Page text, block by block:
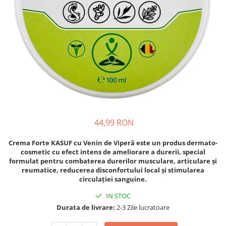
Piele, păr & unghii
Tranzit intestinal
Colesterol & tensiune
Sănătatea copiilor
Performanta sportiva
Îngrijirea Tenului
Creme de față
Seruri
Creme cu SPF
Demachiante
Geluri de curățare
Balsam buze
Îngrijirea Corpului
Colagen
Creatina
Crom
Curcumin (Turmeric)
Ghimbir
Ginkgo biloba
Ginseng
Zinc Bisglicinat
44,99 RON
Crema Forte KASUF cu Venin de Viperă este un produs dermato-
cosmetic cu efect intens de ameliorare a durerii, special
formulat pentru combaterea durerilor musculare, articulare și
reumatice, reducerea disconfortului local și stimularea
circulației sanguine.
IN STOC
Durata de livrare: 2-3 Zile lucratoare